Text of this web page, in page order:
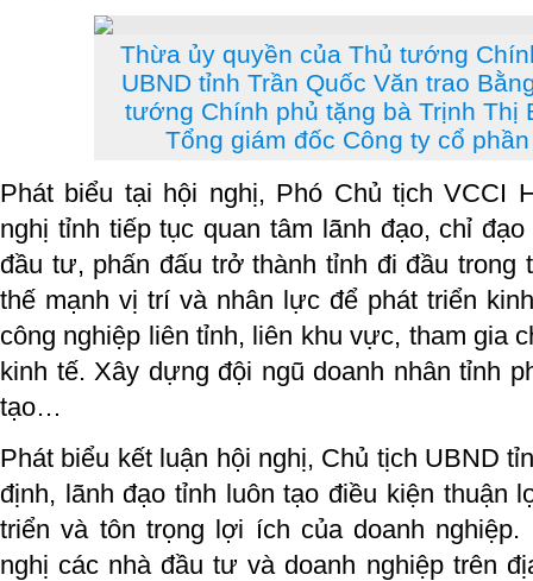
Thừa ủy quyền của Thủ tướng
UBND tỉnh Trần Quốc Văn trao
tướng Chính phủ tặng bà Trịnh Thị
Tổng giám đốc Công ty cổ
Phát biểu tại hội nghị, Phó Chủ tịch VCCI
nghị tỉnh tiếp tục quan tâm lãnh đạo, chỉ
đầu tư, phấn đấu trở thành tỉnh đi đầu trong
thế mạnh vị trí và nhân lực để phát triển
công nghiệp liên tỉnh, liên khu vực, tham gia
kinh tế. Xây dựng đội ngũ doanh nhân tỉnh
tạo…
Phát biểu kết luận hội nghị, Chủ tịch UBND
định, lãnh đạo tỉnh luôn tạo điều kiện thuận
triển và tôn trọng lợi ích của doanh
nghị các nhà đầu tư và doanh nghiệp trên